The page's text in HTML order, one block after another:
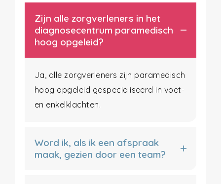
Zijn alle zorgverleners in het
diagnosecentrum paramedisch
hoog opgeleid?
Ja, alle zorgverleners zijn paramedisch
hoog opgeleid gespecialiseerd in voet-
en enkelklachten.
Word ik, als ik een afspraak
maak, gezien door een team?